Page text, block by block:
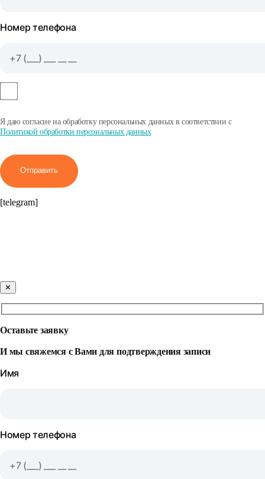
Номер телефона
Я даю согласие на обработку персональных данных в соответствии с
Политикой обработки персональных данных
Отправить
[telegram]
✕
Оставьте заявку
И мы свяжемся с Вами для подтверждения записи
Имя
Номер телефона